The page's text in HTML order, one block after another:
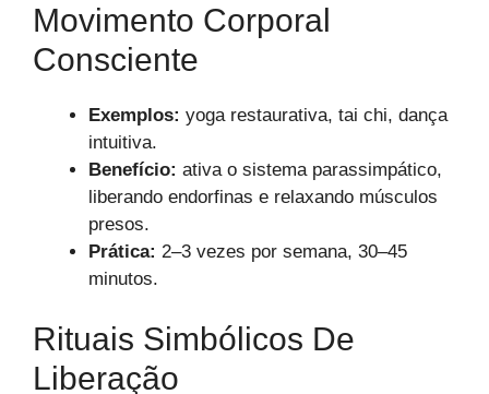
Movimento Corporal
Consciente
Exemplos: yoga restaurativa, tai chi, dança
intuitiva.
Benefício: ativa o sistema parassimpático,
liberando endorfinas e relaxando músculos
presos.
Prática: 2–3 vezes por semana, 30–45
minutos.
Rituais Simbólicos De
Liberação